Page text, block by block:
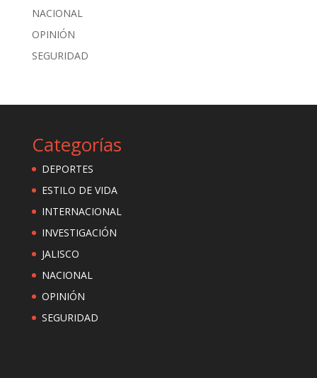
NACIONAL
OPINIÓN
SEGURIDAD
Categorías
DEPORTES
ESTILO DE VIDA
INTERNACIONAL
INVESTIGACIÓN
JALISCO
NACIONAL
OPINIÓN
SEGURIDAD